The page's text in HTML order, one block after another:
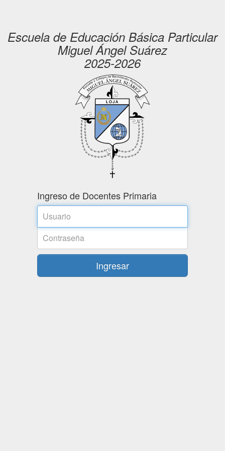
Escuela de Educación Básica Particular
Miguel Ángel Suárez
2025-2026
Ingreso de Docentes Primaria
Usuario
Contraseña
Ingresar